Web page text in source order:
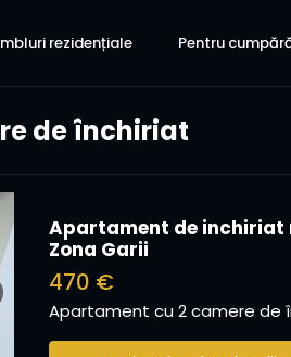
rezidențiale Pentru
de închiriat
Apartament de inchiriat
Zona Garii
470 €
Apartament cu 2 camere de